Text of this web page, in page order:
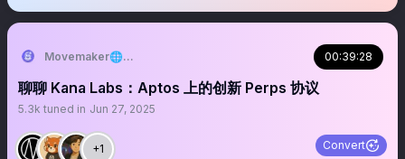
Movemaker🌐Aptos华语社区 00:39:28
聊聊 Kana Labs：Aptos 上的创新 Perps 协议
5.3k tuned in Jun 27, 2025
+1 Convert